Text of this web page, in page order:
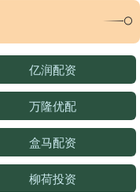
亿润配资
万隆优配
盒马配资
柳荷投资